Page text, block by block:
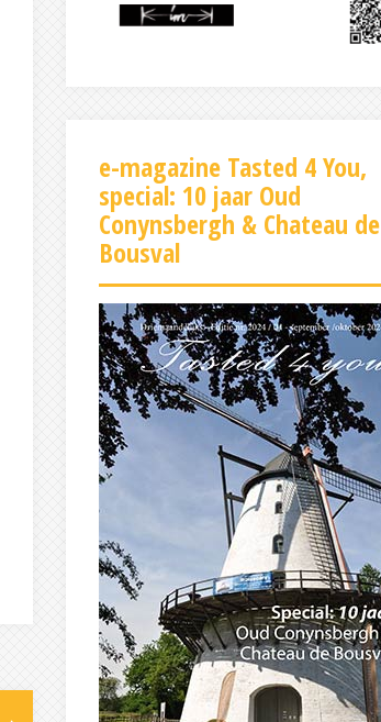
e-magazine Tasted 4 You,
special: 10 jaar Oud
Conynsbergh & Chateau de
Bousval